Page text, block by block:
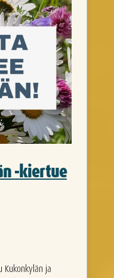
-kiertue
Kukonkylän ja